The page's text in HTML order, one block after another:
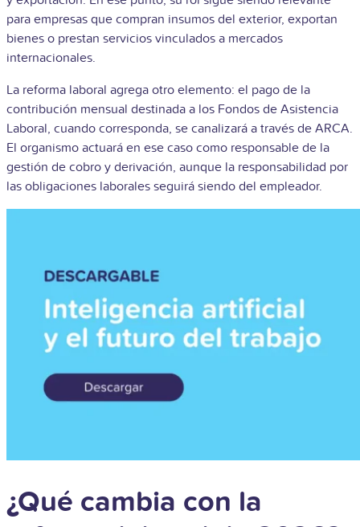
para empresas que compran insumos del exterior, exportan
bienes o prestan servicios vinculados a mercados
internacionales.
La reforma laboral agrega otro elemento: el pago de la
contribución mensual destinada a los Fondos de Asistencia
Laboral, cuando corresponda, se canalizará a través de ARCA.
El organismo actuará en ese caso como responsable de la
gestión de cobro y derivación, aunque la responsabilidad por
las obligaciones laborales seguirá siendo del empleador.
¿Qué cambia con la